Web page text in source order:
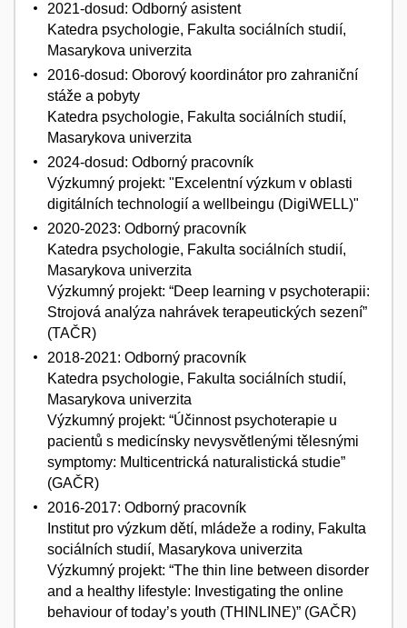
2021-dosud: Odborný asistent
Katedra psychologie, Fakulta sociálních studií,
Masarykova univerzita
2016-dosud: Oborový koordinátor pro zahraniční
stáže a pobyty
Katedra psychologie, Fakulta sociálních studií,
Masarykova univerzita
2024-dosud: Odborný pracovník
Výzkumný projekt: "Excelentní výzkum v oblasti
digitálních technologií a wellbeingu (DigiWELL)"
2020-2023: Odborný pracovník
Katedra psychologie, Fakulta sociálních studií,
Masarykova univerzita
Výzkumný projekt: “Deep learning v psychoterapii:
Strojová analýza nahrávek terapeutických sezení”
(TAČR)
2018-2021: Odborný pracovník
Katedra psychologie, Fakulta sociálních studií,
Masarykova univerzita
Výzkumný projekt: “Účinnost psychoterapie u
pacientů s medicínsky nevysvětlenými tělesnými
symptomy: Multicentrická naturalistická studie”
(GAČR)
2016-2017: Odborný pracovník
Institut pro výzkum dětí, mládeže a rodiny, Fakulta
sociálních studií, Masarykova univerzita
Výzkumný projekt: “The thin line between disorder
and a healthy lifestyle: Investigating the online
behaviour of today’s youth (THINLINE)” (GAČR)